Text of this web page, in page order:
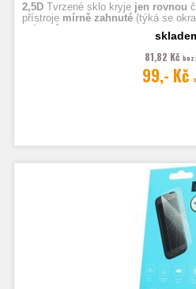
2,5D Tvrzené sklo kryje jen rovnou
přístroje mírně zahnuté (týká se
zahnutím.
Fotografie jsou ilustrační.81,82 Kč bez
99,- Kč